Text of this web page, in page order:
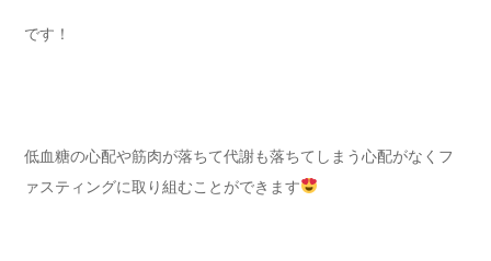
です！
低血糖の心配や筋肉が落ちて代謝も落ちてしまう心配がなくフ
ァスティングに取り組むことができます